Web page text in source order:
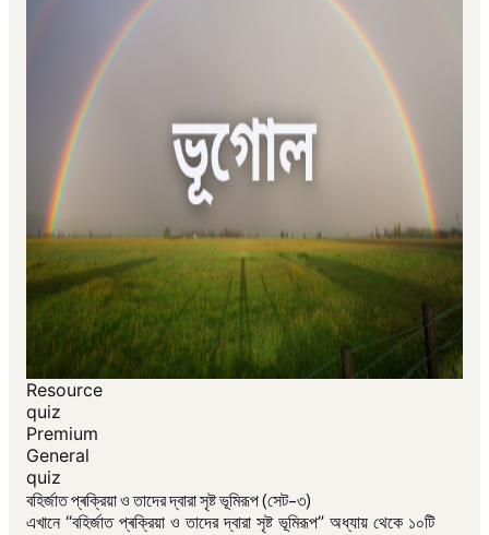
Resource
quiz
Premium
General
quiz
বহির্জাত প্ৰক্রিয়া ও তাদের দ্বারা সৃষ্ট ভূমিরূপ (সেট-৩)
এখানে “বহির্জাত প্ৰক্রিয়া ও তাদের দ্বারা সৃষ্ট ভূমিরূপ” অধ্যায় থেকে ১০টি